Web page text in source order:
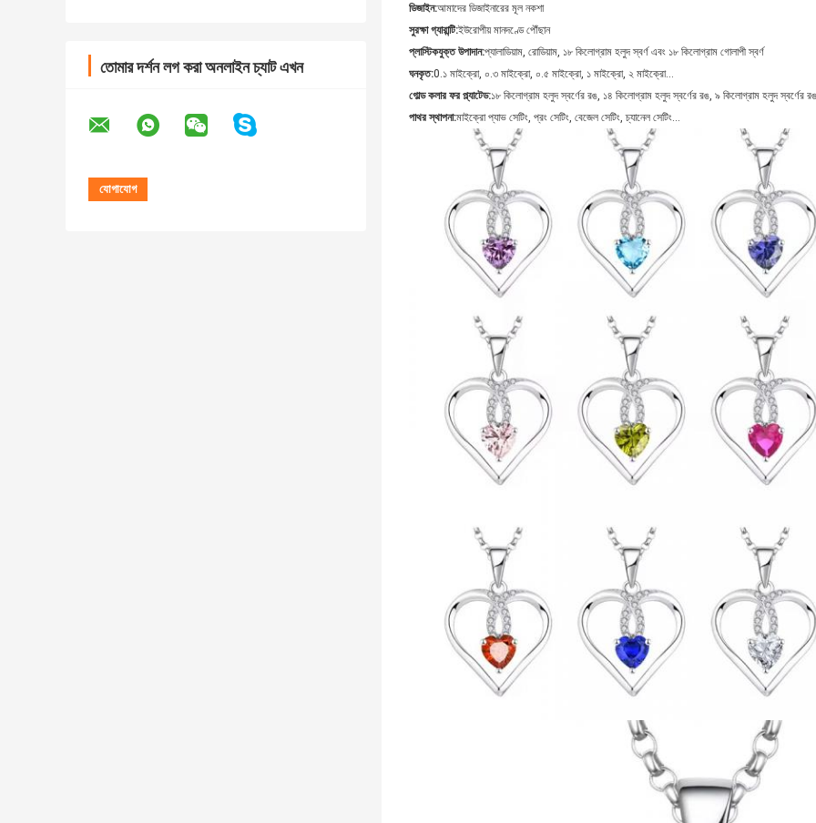
তোমার দর্শন লগ করা অনলাইন চ্যাট এখন
ডিজাইন:আমাদের ডিজাইনারের মূল নকশা
সুরক্ষা গ্যারান্টি:ইউরোপীয় মানদণ্ডে পৌঁছান
প্লাস্টিকযুক্ত উপাদান:প্যালাডিয়াম, রোডিয়াম, ১৮ কিলোগ্রাম হলুদ স্বর্ণ এবং ১৮ কিলোগ্রাম গোলাপী স্বর্ণ
ঘনকৃত:0.১ মাইক্রো, ০.৩ মাইক্রো, ০.৫ মাইক্রো, ১ মাইক্রো, ২ মাইক্রো...
গোল্ড কলার ফর প্ল্যাটেড:১৮ কিলোগ্রাম হলুদ স্বর্ণের রঙ, ১৪ কিলোগ্রাম হলুদ স্বর্ণের রঙ, ৯ কিলোগ্রাম হলুদ স্বর্ণের
পাথর স্থাপনা:মাইক্রো প্যাভ সেটিং, প্রং সেটিং, বেজেল সেটিং, চ্যানেল সেটিং...